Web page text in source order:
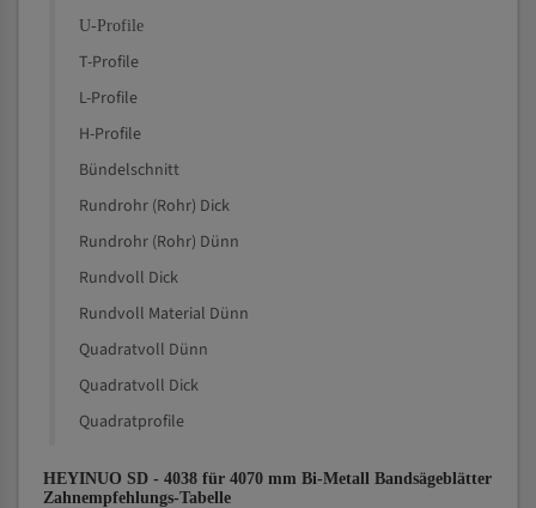
U-Profile
T-Profile
L-Profile
H-Profile
Bündelschnitt
Rundrohr (Rohr) Dick
Rundrohr (Rohr) Dünn
Rundvoll Dick
Rundvoll Material Dünn
Quadratvoll Dünn
Quadratvoll Dick
Quadratprofile
HEYINUO SD - 4038 für 4070 mm Bi-Metall Bandsägeblätter
Zahnempfehlungs-Tabelle